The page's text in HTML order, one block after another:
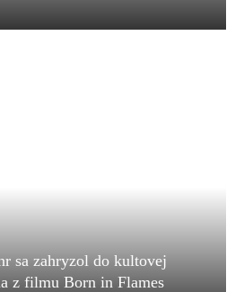
sa zahryzol do kultovej
z filmu Born in Flames